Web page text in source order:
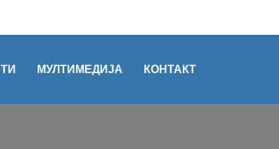
МУЛТИМЕДИЈА КОНТАКТ